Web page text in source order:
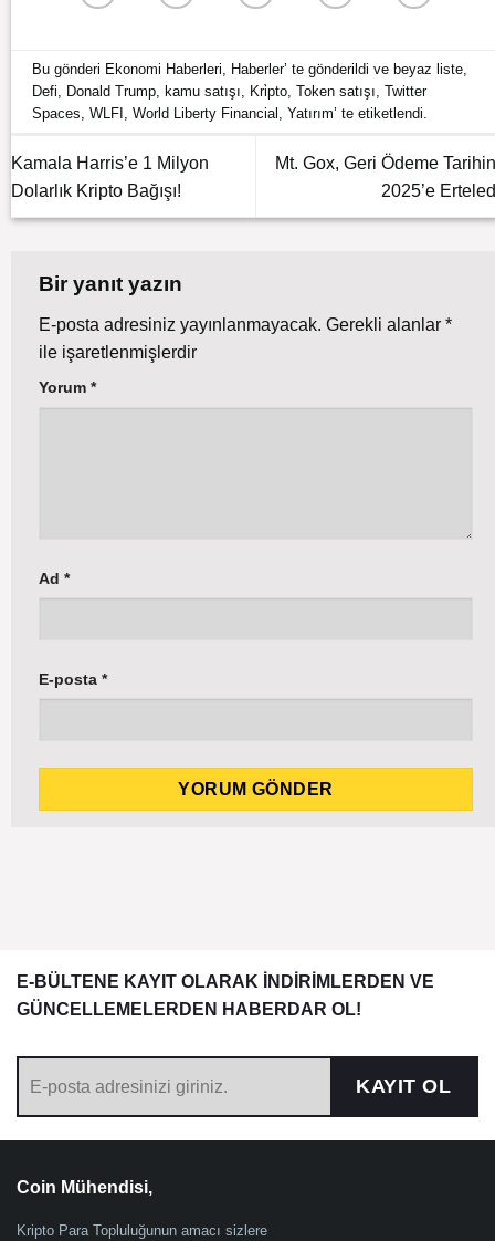
Bu gönderi Ekonomi Haberleri Haberler’ te gönderildi vebeyaz liste
Defi
Donald Trump ,kamu satışı Kri̇pto ,Token satışı ,Twitter
Spaces ,WLFI ,World Liberty Financial ,Yatırım’ te etiketlendi.
Kamala Harris’e 1 Milyon
Dolarlık Kripto Bağışı!
Mt. Gox, Geri Ödeme
2025’e
Bir yanıt yazın
E-posta adresiniz yayınlanmayacak. Gerekli alanlar *
ile işaretlenmişlerdir
Yorum *
Ad *
E-posta *
E-BÜLTENE KAYIT OLARAK İNDİRİMLERDEN VE
GÜNCELLEMELERDEN HABERDAR OL!
KAYIT OL
Coin Mühendisi,
Kripto Para Topluluğunun amacı sizlere